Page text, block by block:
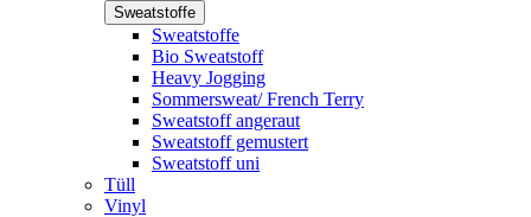
Sweatstoffe
Sweatstoffe
Bio Sweatstoff
Heavy Jogging
Sommersweat/ French Terry
Sweatstoff angeraut
Sweatstoff gemustert
Sweatstoff uni
Tüll
Vinyl